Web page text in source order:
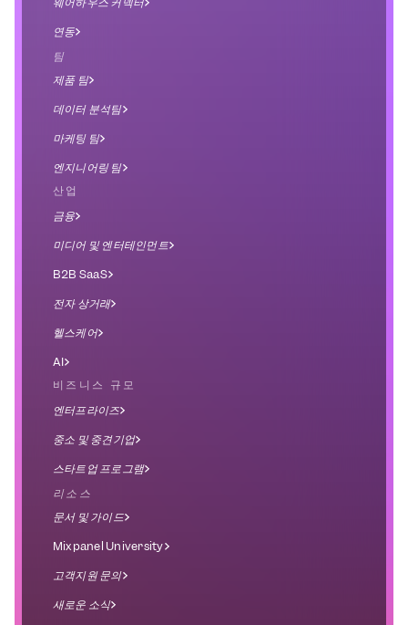
연동
팀
제품 팀
데이터 분석팀
마케팅 팀
엔지니어링 팀
산업
금융
미디어 및 엔터테인먼트
B2B SaaS
전자 상거래
헬스케어
AI
비즈니스 규모
엔터프라이즈
중소 및 중견기업
스타트업 프로그램
리소스
문서 및 가이드
Mixpanel University
고객지원 문의
새로운 소식